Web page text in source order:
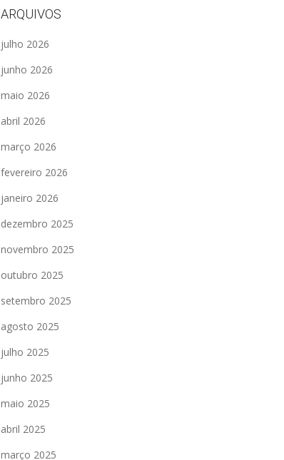
ARQUIVOS
julho 2026
junho 2026
maio 2026
abril 2026
março 2026
fevereiro 2026
janeiro 2026
dezembro 2025
novembro 2025
outubro 2025
setembro 2025
agosto 2025
julho 2025
junho 2025
maio 2025
abril 2025
março 2025